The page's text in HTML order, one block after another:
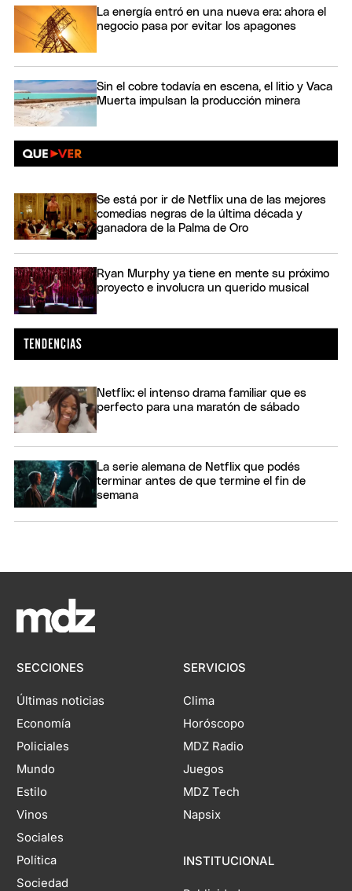
La energía entró en una nueva era: ahora el
negocio pasa por evitar los apagones
Sin el cobre todavía en escena, el litio y Vaca
Muerta impulsan la producción minera
Se está por ir de Netflix una de las mejores
comedias negras de la última década y
ganadora de la Palma de Oro
Ryan Murphy ya tiene en mente su próximo
proyecto e involucra un querido musical
Netflix: el intenso drama familiar que es
perfecto para una maratón de sábado
La serie alemana de Netflix que podés
terminar antes de que termine el fin de
semana
SECCIONES
Últimas noticias
Economía
Policiales
Mundo
Estilo
Vinos
Sociales
Política
Sociedad
SERVICIOS
Clima
Horóscopo
MDZ Radio
Juegos
MDZ Tech
Napsix
INSTITUCIONAL